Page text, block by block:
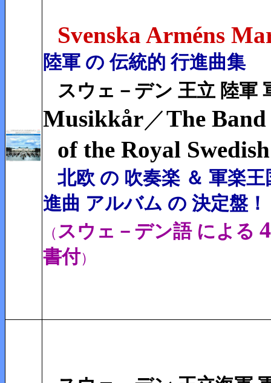
Svenska Arméns
陸軍 の 伝統的 行進曲集
スウェ－デン 王立 陸軍
Musikkår／The Band
of the Royal
北欧 の 吹奏楽 ＆ 軍楽
進曲 アルバム の 決定盤！
（スウェ－デン語 による
書付）